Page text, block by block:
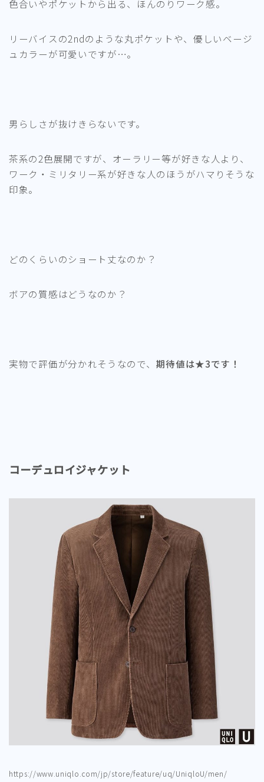
色合いやポケットから出る、ほんのりワーク感。
リーバイスの2ndのような丸ポケットや、優しいベージ
ュカラーが可愛いですが…。
男らしさが抜けきらないです。
茶系の2色展開ですが、オーラリー等が好きな人より、
ワーク・ミリタリー系が好きな人のほうがハマりそうな
印象。
どのくらいのショート丈なのか？
ボアの質感はどうなのか？
実物で評価が分かれそうなので、 期待値は★3です！
コーデュロイジャケット
https://www.uniqlo.com/jp/store/feature/uq/UniqloU/men/